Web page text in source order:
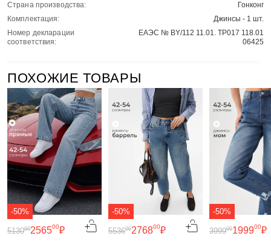
Страна производства:
Гонконг
Комплектация:
Джинсы - 1 шт.
Номер декларации
соответствия:
ЕАЭС № BY/112 11.01. ТР017 118.01
06425
ПОХОЖИЕ ТОВАРЫ
-50%
256500₽
513000
-50%
276800₽
553600
-50%
199900₽
399900